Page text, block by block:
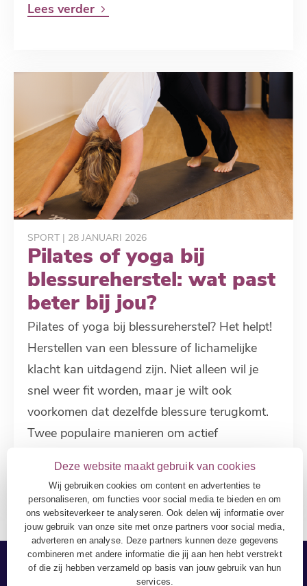
Deze website maakt gebruik van cookies
Wij gebruiken cookies om content en advertenties te
personaliseren, om functies voor social media te bieden en om
ons websiteverkeer te analyseren. Ook delen wij informatie over
jouw gebruik van onze site met onze partners voor social media,
adverteren en analyse. Deze partners kunnen deze gegevens
combineren met andere informatie die jij aan hen hebt verstrekt
of die zij hebben verzameld op basis van jouw gebruik van hun
services.
Lees verder
SPORT | 28 JANUARI 2026
Pilates of yoga bij
blessureherstel: wat past
beter bij jou?
Pilates of yoga bij blessureherstel? Het helpt!
Herstellen van een blessure of lichamelijke
klacht kan uitdagend zijn. Niet alleen wil je
snel weer fit worden, maar je wilt ook
voorkomen dat dezelfde blessure terugkomt.
Twee populaire manieren om actief
Lees verder